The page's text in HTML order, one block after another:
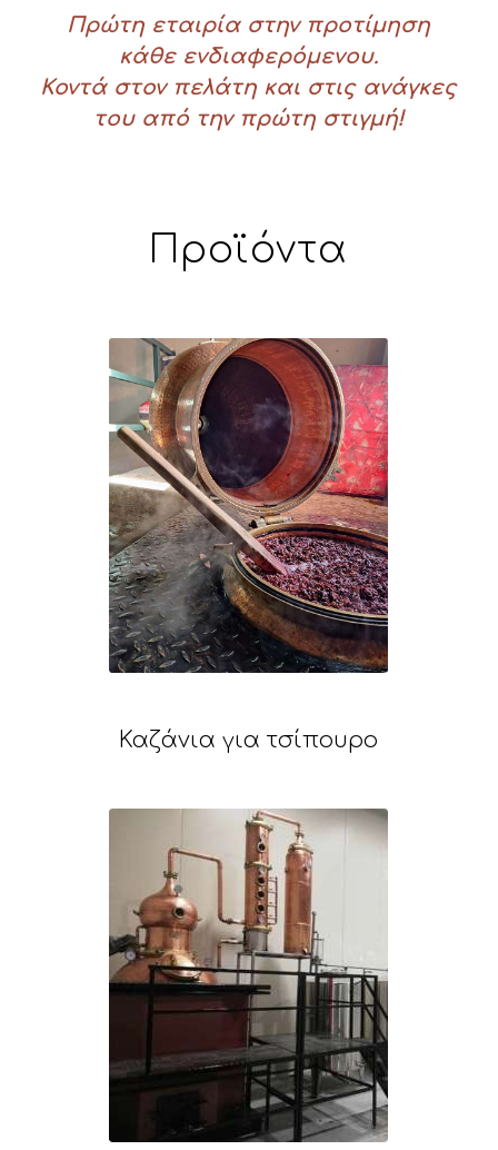
Πρώτη εταιρία στην προτίμηση
κάθε ενδιαφερόμενου.
Κοντά στον πελάτη και στις ανάγκες
του από την πρώτη στιγμή!
Προϊόντα
Καζάνια για τσίπουρο